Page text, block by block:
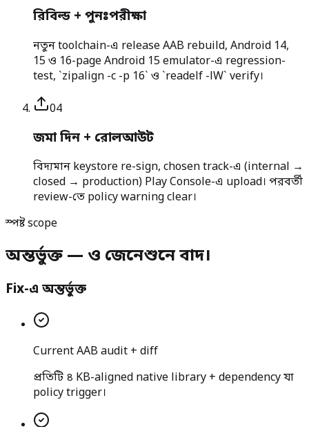
রিবিল্ড + পুনঃপরীক্ষা
নতুন toolchain-এ release AAB rebuild, Android 14,
15 ও 16-page Android 15 emulator-এ regression-
test, `zipalign -c -p 16` ও `readelf -lW` verify।
04
জমা দিন + রোলআউট
বিদ্যমান keystore re-sign, chosen track-এ (internal →
closed → production) Play Console-এ upload। পরবর্তী
review-তে policy warning clear।
স্পষ্ট scope
অন্তর্ভুক্ত — ও জেনেশুনে বাদ।
Fix-এ অন্তর্ভুক্ত
Current AAB audit + diff
প্রতিটি ৪ KB-aligned native library + dependency যা
policy trigger।